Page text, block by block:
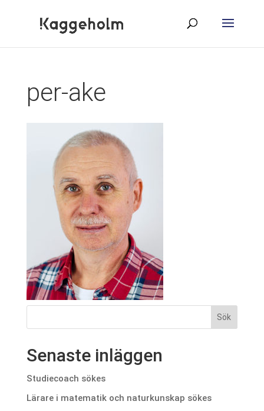
per-ake
Senaste inläggen
Studiecoach sökes
Lärare i matematik och naturkunskap sökes